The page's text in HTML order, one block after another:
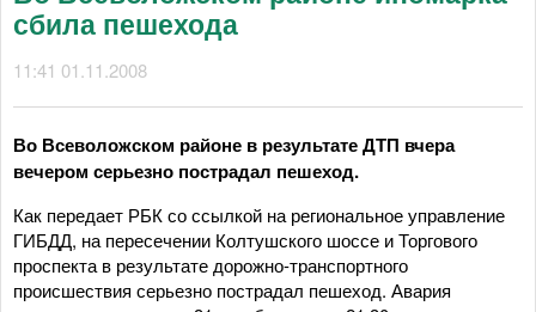
сбила пешехода
11:41 01.11.2008
Во Всеволожском районе в результате ДТП вчера
вечером серьезно пострадал пешеход.
Как передает РБК со ссылкой на региональное управление
ГИБДД, на пересечении Колтушского шоссе и Торгового
проспекта в результате дорожно-транспортного
происшествия серьезно пострадал пешеход. Авария